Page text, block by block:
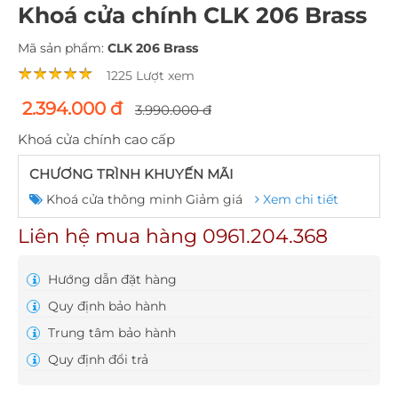
Khoá cửa chính CLK 206 Brass
Mã sản phẩm: CLK 206 Brass
1225 Lượt xem
2.394.000 đ
3.990.000 đ
Khoá cửa chính cao cấp
CHƯƠNG TRÌNH KHUYẾN MÃI
Khoá cửa thông minh Giảm giá Xem chi tiết
Liên hệ mua hàng 0961.204.368
Hướng dẫn đặt hàng
Quy định bảo hành
Trung tâm bảo hành
Quy định đổi trả